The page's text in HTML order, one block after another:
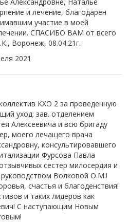
и лечение, благодарен
участие в моей
СПАСИБО ВАМ от всего
Воронеж, 08.04.21г.
2021
КХО 2 за проведенную
уход: зав. отделением
Алексеевича и всю бригаду
моего лечащего врача
консультировавшего
Фурсова Павла
сестер милосердия и
Волковой О.М.!
счастья и благоденствия!
и таких лидеров как
С наступающим Новым